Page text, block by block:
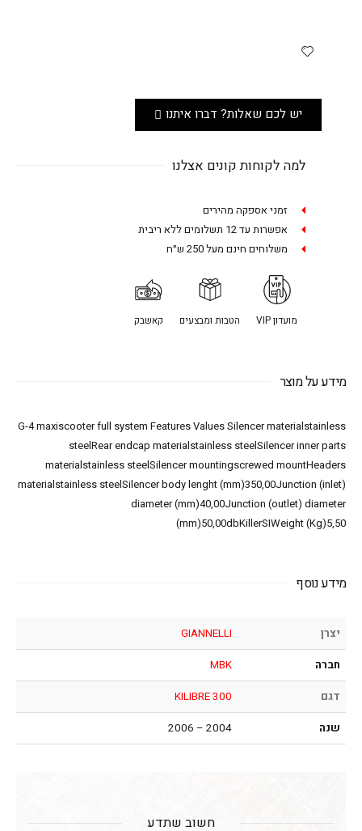
יש לכם שאלות? דברו איתנו
למה לקוחות קונים אצלנו
זמני אספקה מהירים
אפשרות עד 12 תשלומים ללא ריבית
משלוחים חינם מעל 250 ש״ח
מועדון VIP הטבות ומבצעים קאשבק
מידע על מוצר
G-4 maxiscooter full system Features Values Silencer materialstainless
steelRear endcap materialstainless steelSilencer inner parts
materialstainless steelSilencer mountingscrewed mountHeaders
materialstainless steelSilencer body lenght (mm)350,00Junction (inlet)
diameter (mm)40,00Junction (outlet) diameter
(mm)50,00dbKillerSIWeight (Kg)5,50
מידע נוסף
יצרן
GIANNELLI
חברה
MBK
דגם
KILIBRE 300
שנה
2004 – 2006
חשוב שתדע